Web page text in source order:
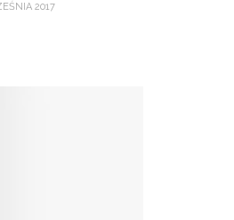
2017